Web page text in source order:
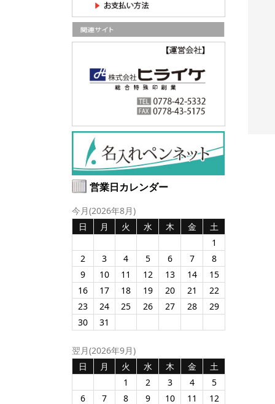
2026【UVカット99％】
¥4,605/印刷込み50
2026【UVカット99％】
印刷込みサングラス│視
界爽快 ≪偏光機能付ラ...
¥2,088
枚の単価
営業日カレンダー
今月(2026年8月)
日
月 火 水 木 金
土
1
2
3 4 5 6 7
8
9
10 11 12 13 14
15
16
17 18 19 20 21
22
23
24 25 26 27 28
29
30
31
翌月(2026年9月)
日
月 火 水 木 金
土
1
2 3 4
5
6
7 8 9 10 11
12